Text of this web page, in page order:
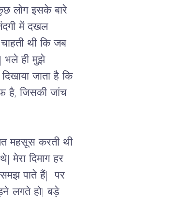
लोग इसके बारे
में दखल
थी कि जब
भले ही मुझे
जाता है कि
है, जिसकी जांच
महसूस करती थी
मेरा दिमाग हर
पाते हैं|  पर
लगते हो| बड़े